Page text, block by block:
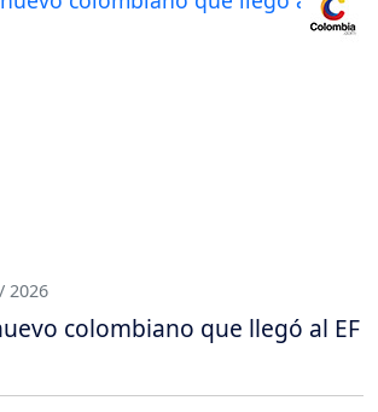
2026
colombiano que llegó al EF